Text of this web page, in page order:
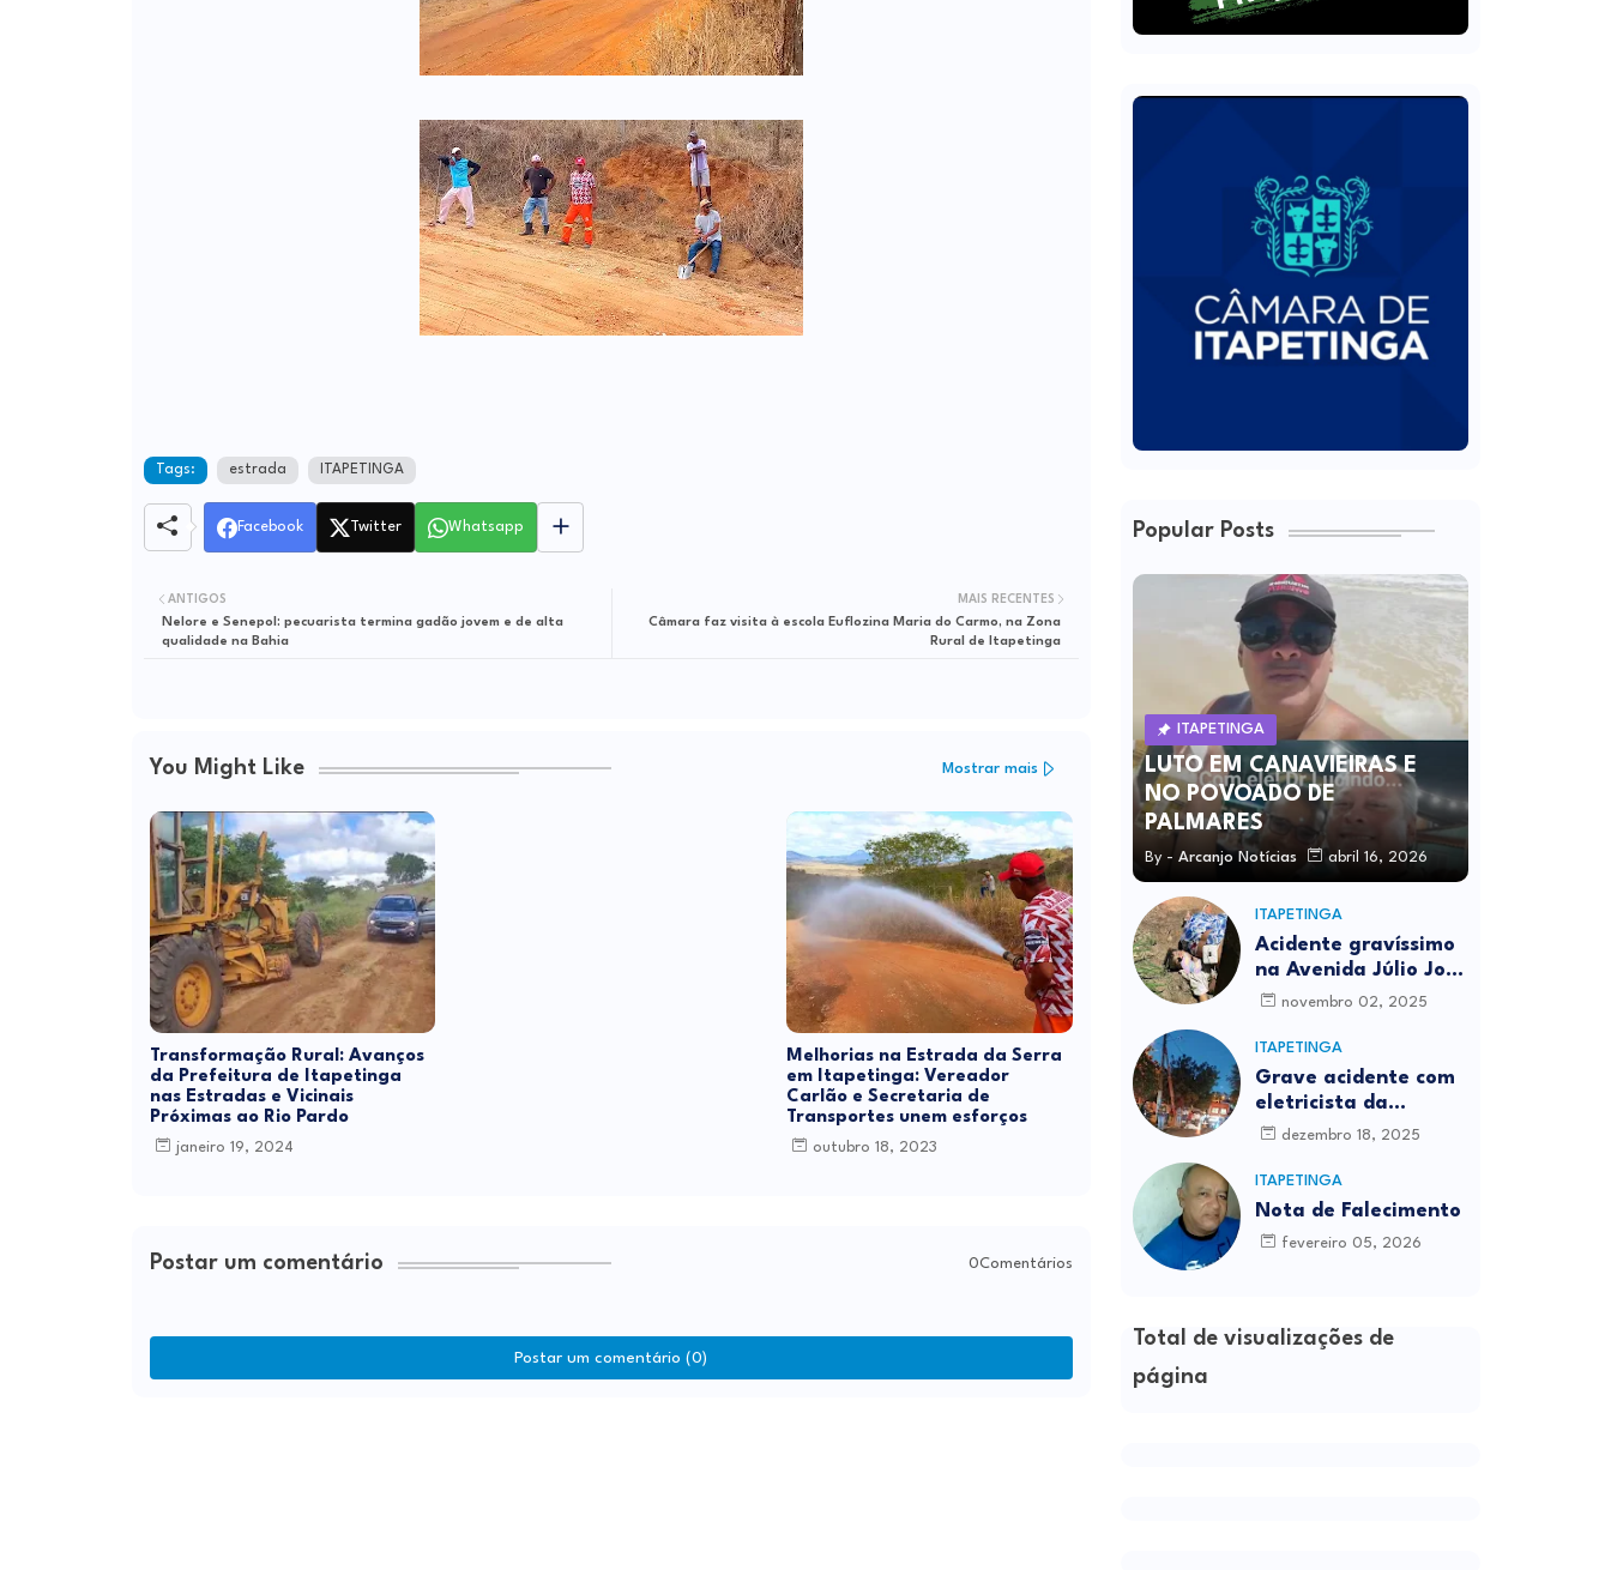
Tags: estrada ITAPETINGA
Facebook Twitter Whatsapp
MAIS RECENTES
Câmara faz visita à escola Euflozina Maria do Carmo, na Zona
Rural de Itapetinga
ANTIGOS
Nelore e Senepol: pecuarista termina gadão jovem e de alta
qualidade na Bahia
You Might Like Mostrar mais
Transformação Rural: Avanços
da Prefeitura de Itapetinga
nas Estradas e Vicinais
Próximas ao Rio Pardo
janeiro 19, 2024
Melhorias na Estrada da Serra
em Itapetinga: Vereador
Carlão e Secretaria de
Transportes unem esforços
outubro 18, 2023
Postar um comentário 0Comentários
Postar um comentário (0)
Popular Posts
ITAPETINGA
LUTO EM CANAVIEIRAS E
NO POVOADO DE
PALMARES
By - Arcanjo Notícias abril 16, 2026
ITAPETINGA
Acidente gravíssimo
na Avenida Júlio José
Rodrigues deixa um
novembro 02, 2025
ITAPETINGA
Grave acidente com
eletricista da
Prefeitura é
Itapetinga
dezembro 18, 2025
ITAPETINGA
Nota de Falecimento
fevereiro 05, 2026
Total de visualizações de
página